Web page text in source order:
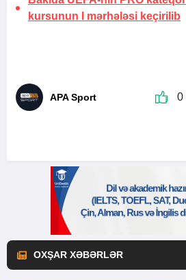
kursunun I mərhələsi keçirilib
APA Sport 0
OXŞAR XƏBƏRLƏR